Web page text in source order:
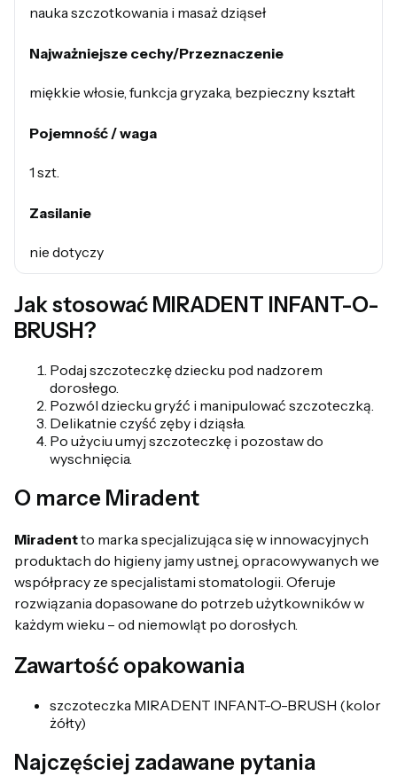
nauka szczotkowania i masaż dziąseł
Najważniejsze cechy/Przeznaczenie
miękkie włosie, funkcja gryzaka, bezpieczny kształt
Pojemność / waga
1 szt.
Zasilanie
nie dotyczy
Jak stosować MIRADENT INFANT-O-
BRUSH?
Podaj szczoteczkę dziecku pod nadzorem
dorosłego.
Pozwól dziecku gryźć i manipulować szczoteczką.
Delikatnie czyść zęby i dziąsła.
Po użyciu umyj szczoteczkę i pozostaw do
wyschnięcia.
O marce Miradent
Miradentto marka specjalizująca się w innowacyjnych
produktach do higieny jamy ustnej, opracowywanych we
współpracy ze specjalistami stomatologii. Oferuje
rozwiązania dopasowane do potrzeb użytkowników w
każdym wieku – od niemowląt po dorosłych.
Zawartość opakowania
szczoteczka MIRADENT INFANT-O-BRUSH (kolor
żółty)
Najczęściej zadawane pytania